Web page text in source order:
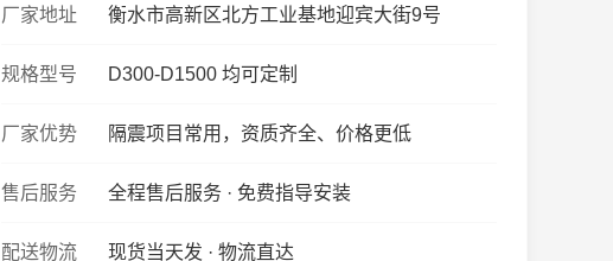
厂家地址 衡水市高新区北方工业基地迎宾大街9号
规格型号 D300-D1500 均可定制
厂家优势 隔震项目常用，资质齐全、价格更低
售后服务 全程售后服务 · 免费指导安装
配送物流 现货当天发 · 物流直达